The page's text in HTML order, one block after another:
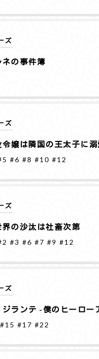
ズ
ネの事件簿
ズ
令嬢は隣国の王太子に
#6 #8 #10 #12
ズ
界の沙汰は社畜次第
#3 #6 #7 #9 #12
ズ
ジランテ -僕のヒーロ
#15 #17 #22